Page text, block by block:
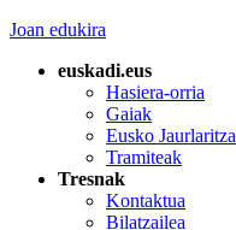
Joan edukira
euskadi.eus
Hasiera-orria
Gaiak
Eusko Jaurlaritza
Tramiteak
Tresnak
Kontaktua
Bilatzailea